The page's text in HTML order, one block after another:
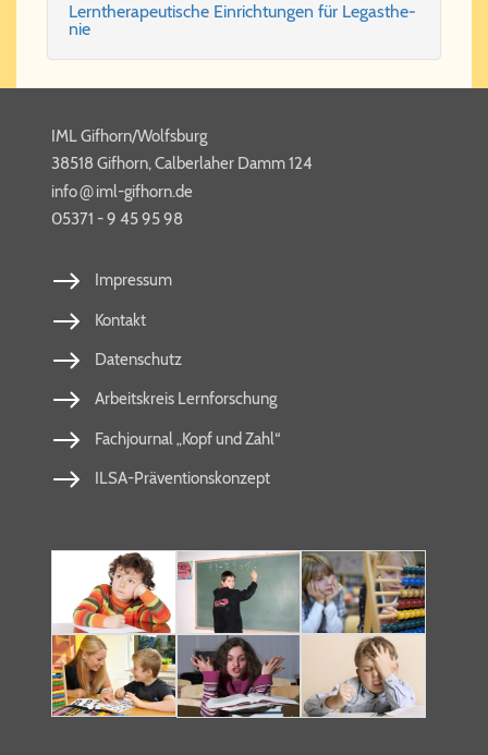
Lern­the­ra­peu­ti­sche Ein­rich­tun­gen für Le­gas­the­
nie
IML Gifhorn/Wolfsburg
38518 Gifhorn, Calberlaher Damm 124
info​@iml-​gif​horn​.de
05371 - 9 45 95 98
Impressum
Kontakt
Datenschutz
Arbeitskreis Lernforschung
Fachjournal „Kopf und Zahl“
ILSA-Präventionskonzept